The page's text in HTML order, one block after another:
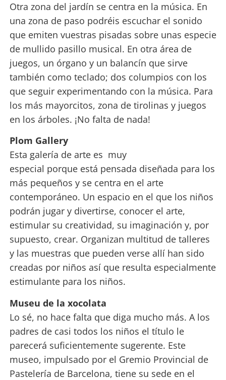
Otra zona del jardín se centra en la música. En
una zona de paso podréis escuchar el sonido
que emiten vuestras pisadas sobre unas especie
de mullido pasillo musical. En otra área de
juegos, un órgano y un balancín que sirve
también como teclado; dos columpios con los
que seguir experimentando con la música. Para
los más mayorcitos, zona de tirolinas y juegos
en los árboles. ¡No falta de nada!
Plom Gallery
Esta galería de arte es muy
especial porqueestá pensada diseñada para los
más pequeños y se centra en el arte
contemporáneo. Un espacio en el que los niños
podrán jugar y divertirse, conocer el arte,
estimular su creatividad, su imaginación y, por
supuesto, crear. Organizan multitud de talleres
y las muestras que pueden verse allí han sido
creadas por niños así que resulta especialmente
estimulante para los niños.
Museu de la xocolata
Lo sé, no hace falta que diga mucho más. A los
padres de casi todos los niños el título le
parecerá suficientemente sugerente. Este
museo, impulsado por el Gremio Provincial de
Pastelería de Barcelona, tiene su sede en el